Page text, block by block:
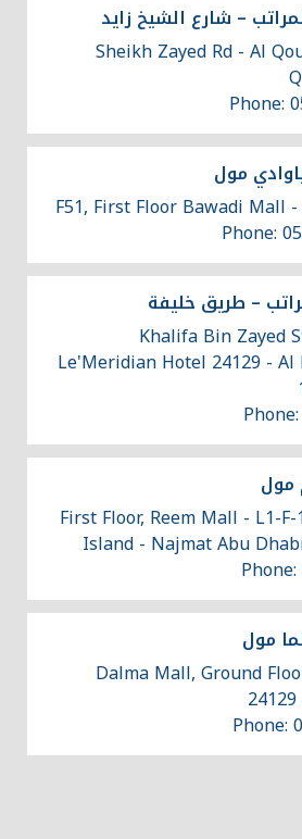
– شارع الشيخ زايد
Sheikh Zayed Rd - Al
Phone:
مول
F51, First Floor Bawadi Mall
Phone:
– طريق خليفة
Khalifa Bin Zayed
Le'Meridian Hotel 24129 -
مول
First Floor, Reem Mall - L1-
Island - Najmat Abu
مول
Dalma Mall, Ground
Phone: